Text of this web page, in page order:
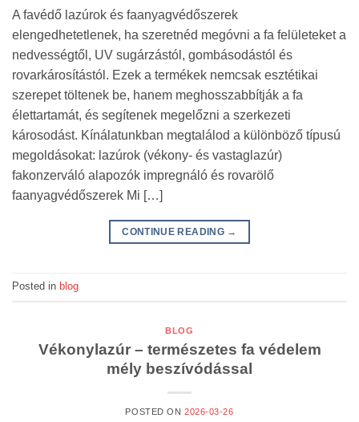
A favédő lazúrok és faanyagvédőszerek
elengedhetetlenek, ha szeretnéd megóvni a fa felületeket a
nedvességtől, UV sugárzástól, gombásodástól és
rovarkárosítástól. Ezek a termékek nemcsak esztétikai
szerepet töltenek be, hanem meghosszabbítják a fa
élettartamát, és segítenek megelőzni a szerkezeti
károsodást. Kínálatunkban megtalálod a különböző típusú
megoldásokat: lazúrok (vékony- és vastaglazúr)
fakonzerváló alapozók impregnáló és rovarölő
faanyagvédőszerek Mi […]
CONTINUE READING →
Posted in blog
BLOG
Vékonylazúr – természetes fa védelem
mély beszívódással
POSTED ON 2026-03-26